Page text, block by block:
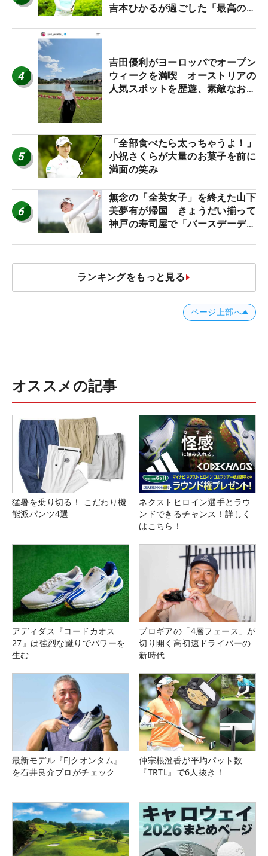
吉本ひかるが過ごした「最高の夏
4
吉田優利がヨーロッパでオープン
ウィークを満喫 オーストリアの
人気スポットを歴遊、素敵なお土
5
「全部食べたら太っちゃうよ！」
小祝さくらが大量のお菓子を前に
満面の笑み
6
無念の「全英女子」を終えた山下
美夢有が帰国 きょうだい揃って
神戸の寿司屋で「バースデーディ
ランキングをもっと見る
ページ上部へ
オススメの記事
猛暑を乗り切る！ こだわり機
能派パンツ4選
ネクストヒロイン選手とラウ
ンドできるチャンス！詳しく
はこちら！
アディダス『コードカオス
27』は強烈な蹴りでパワーを
生む
プロギアの「4層フェース」が
切り開く高初速ドライバーの
新時代
最新モデル『FJクオンタム』
を石井良介プロがチェック
仲宗根澄香が平均パット数
『TRTL』で6人抜き！